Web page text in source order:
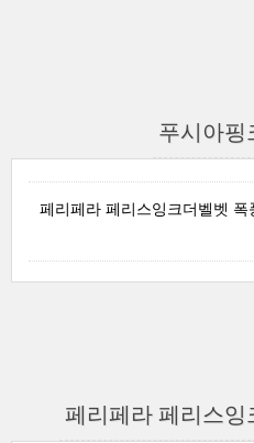
푸시아핑
페리페라 페리스잉크더벨벳 폭
페리페라 페리스잉